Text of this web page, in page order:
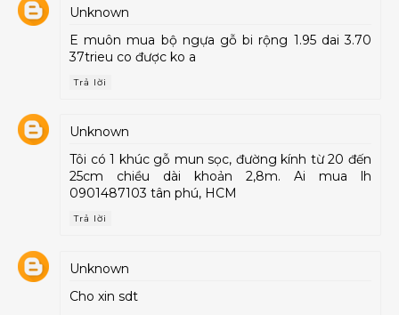
Unknown
E muôn mua bộ ngựa gỗ bi rộng 1.95 dai 3.70
37trieu co được ko a
Trả lời
Unknown
Tôi có 1 khúc gỗ mun sọc, đường kính từ 20 đến
25cm chiều dài khoản 2,8m. Ai mua lh
0901487103 tân phú, HCM
Trả lời
Unknown
Cho xin sdt